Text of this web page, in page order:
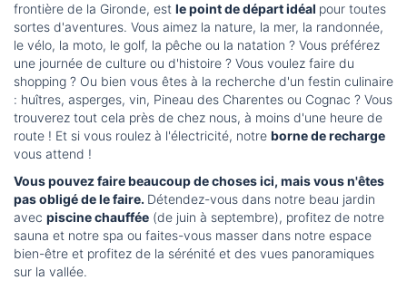
frontière de la Gironde, est le point de départ idéal pour toutes
sortes d'aventures. Vous aimez la nature, la mer, la randonnée,
le vélo, la moto, le golf, la pêche ou la natation ? Vous préférez
une journée de culture ou d'histoire ? Vous voulez faire du
shopping ? Ou bien vous êtes à la recherche d'un festin culinaire
: huîtres, asperges, vin, Pineau des Charentes ou Cognac ? Vous
trouverez tout cela près de chez nous, à moins d'une heure de
route ! Et si vous roulez à l'électricité, notre borne de recharge
vous attend !
Vous pouvez faire beaucoup de choses ici, mais vous n'êtes
pas obligé de le faire. Détendez-vous dans notre beau jardin
avec piscine chauffée (de juin à septembre), profitez de notre
sauna et notre spa ou faites-vous masser dans notre espace
bien-être et profitez de la sérénité et des vues panoramiques
sur la vallée.